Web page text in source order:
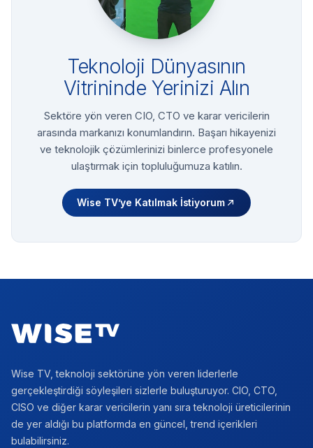
Teknoloji Dünyasının
Vitrininde Yerinizi Alın
Sektöre yön veren CIO, CTO ve karar vericilerin
arasında markanızı konumlandırın. Başarı hikayenizi
ve teknolojik çözümlerinizi binlerce profesyonele
ulaştırmak için topluluğumuza katılın.
Wise TV’ye Katılmak İstiyorum
Wise TV, teknoloji sektörüne yön veren liderlerle
gerçekleştirdiği söyleşileri sizlerle buluşturuyor. CIO, CTO,
CISO ve diğer karar vericilerin yanı sıra teknoloji üreticilerinin
de yer aldığı bu platformda en güncel, trend içerikleri
bulabilirsiniz.